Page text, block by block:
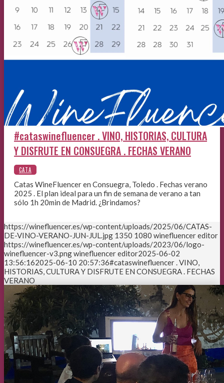
#cataswinefluencer . VINO, HISTORIAS, CULTURA
Y DISFRUTE EN CONSUEGRA . FECHAS VERANO
Catas WineFluencer en Consuegra, Toledo . Fechas verano
2025 . El plan ideal para un fin de semana de verano a tan
sólo 1h 20min de Madrid. ¿Brindamos?
https://winefluencer.es/wp-content/uploads/2025/06/CATAS-
DE-VINO-VERANO-JUN-JUL.jpg 1350 1080 winefluencer editor
https://winefluencer.es/wp-content/uploads/2023/06/logo-
winefluencer-v3.pngwinefluencer editor2025-06-02
13:56:162025-06-10 20:57:36#cataswinefluencer . VINO,
HISTORIAS, CULTURA Y DISFRUTE EN CONSUEGRA . FECHAS
VERANO